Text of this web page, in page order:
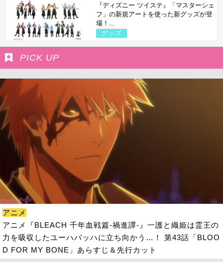
『ディズニー ツイステ』「マスターシェ
フ」の新規アートを使った新グッズが登
場！...
グッズ
PICK UP
アニメ
アニメ『BLEACH 千年血戦篇-禍進譚-』一護と織姫は霊王の
力を吸収したユーハバッハに立ち向かう…！ 第43話「BLOO
D FOR MY BONE」あらすじ＆先行カット